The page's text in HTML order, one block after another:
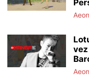
Aeon
Aeon